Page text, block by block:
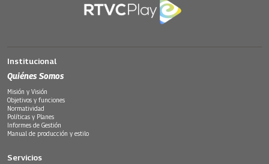
Institucional
Quiénes Somos
Misión y Visión
Objetivos y funciones
Normatividad
Políticas y Planes
Informes de Gestión
Manual de producción y estilo
Servicios